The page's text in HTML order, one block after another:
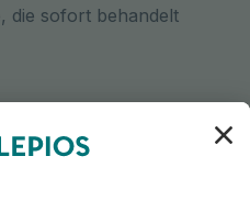
die sofort behandelt
Bündel von Nerven, das
den Schultern, Armen
diese Nerven
Taubheitsgefühle,